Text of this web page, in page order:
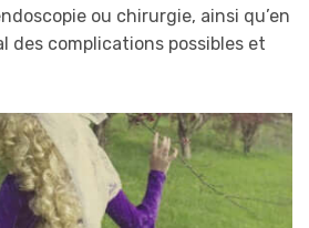
ou chirurgie, ainsi qu’en
des complications possibles et